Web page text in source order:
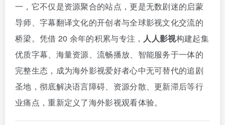
一，它不仅是资源聚合的站点，更是无数剧迷的启蒙
导师、字幕翻译文化的开创者与全球影视文化交流的
桥梁。凭借 20 余年的积累与专注， 人人影视构建起集
优质字幕、海量资源、流畅播放、智能服务于一体的
完整生态，成为海外影视爱好者心中无可替代的追剧
圣地，彻底解决语言障碍、资源分散、更新滞后等行
业痛点，重新定义了海外影视观看体验。